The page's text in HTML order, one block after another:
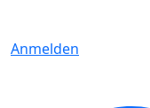
Anmelden